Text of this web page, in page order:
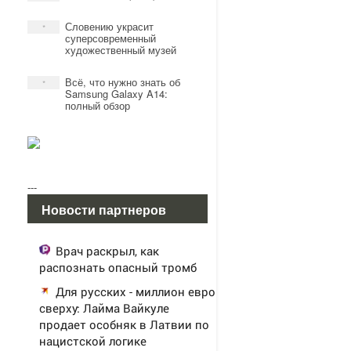
* Словению украсит
суперсовременный
художественный музей
* Всё, что нужно знать об
Samsung Galaxy A14:
полный обзор
---
Новости партнеров
Врач раскрыл, как
распознать опасный тромб
Для русских - миллион евро
сверху: Лайма Вайкуле
продает особняк в Латвии по
нацистской логике